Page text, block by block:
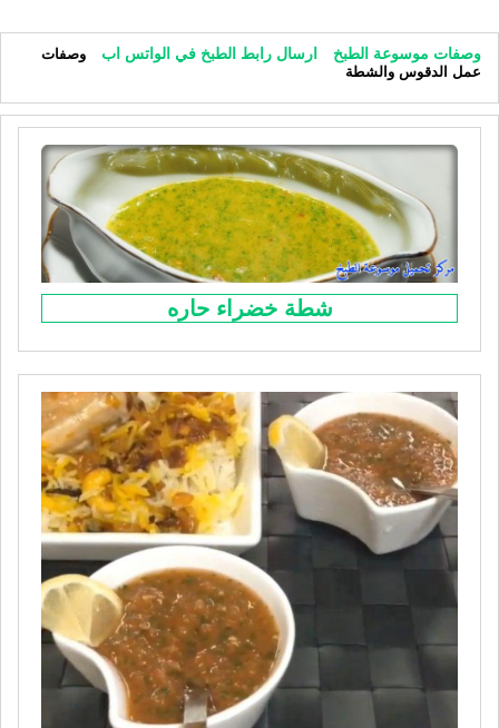
وصفات موسوعة الطبخ ارسال رابط الطبخ في الواتس اب
وصفات
عمل الدقوس والشطة
شطة خضراء حاره